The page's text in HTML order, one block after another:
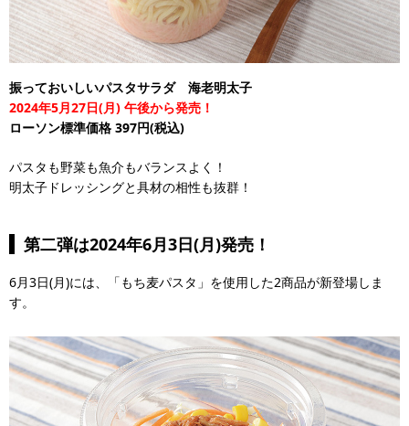
振っておいしいパスタサラダ 海老明太子
2024年5月27日(月) 午後から発売！
ローソン標準価格 397円(税込)
パスタも野菜も魚介もバランスよく！
明太子ドレッシングと具材の相性も抜群！
第二弾は2024年6月3日(月)発売！
6月3日(月)には、「もち麦パスタ」を使用した2商品が新登場しま
す。